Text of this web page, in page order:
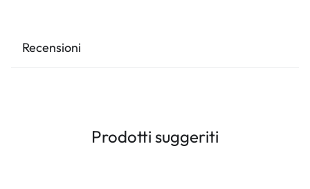
Recensioni
Prodotti suggeriti